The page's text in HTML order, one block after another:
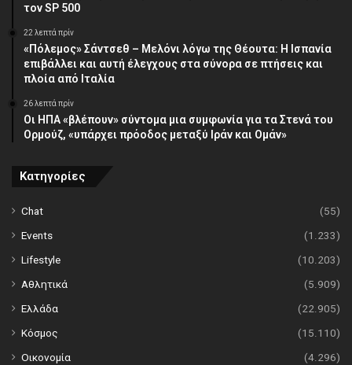
τον SP 500
22 λεπτά πρίν
«Πόλεμος» Σάντσεθ – Μελόνι λόγω της Θέουτα: Η Ισπανία
επιβάλλει και αυτή έλεγχους στα σύνορα σε πτήσεις και
πλοία από Ιταλία
26 λεπτά πρίν
Οι ΗΠΑ «βλέπουν» σύντομα μια συμφωνία για τα Στενά του
Ορμούζ, «υπάρχει πρόοδος μεταξύ Ιράν και Ομάν»
Κατηγορίες
Chat
(55)
Events
(1.233)
Lifestyle
(10.203)
Αθλητικά
(5.909)
Ελλάδα
(22.905)
Κόσμος
(15.110)
Οικονομία
(4.296)